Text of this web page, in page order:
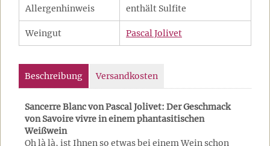
Allergenhinweis enthält Sulfite
Weingut Pascal Jolivet
Beschreibung Versandkosten
Sancerre Blanc von Pascal Jolivet: Der Geschmack
von Savoire vivre in einem phantasitischen
Weißwein
Oh là là, ist Ihnen so etwas bei einem Wein schon